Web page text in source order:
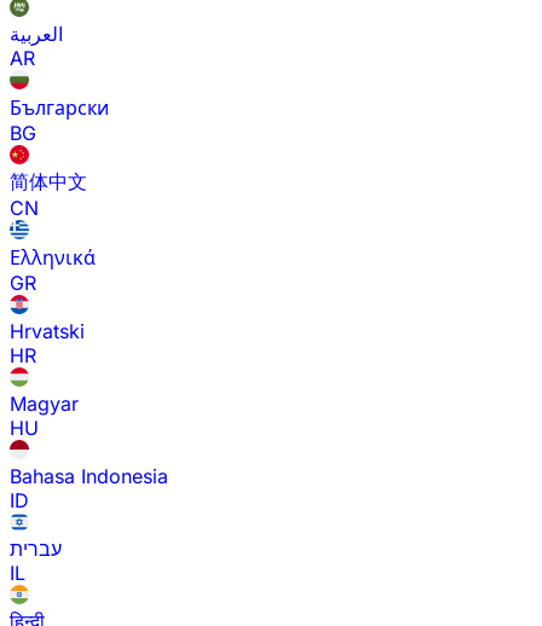
العربية
AR
Български
BG
简体中文
CN
Ελληνικά
GR
Hrvatski
HR
Magyar
HU
Bahasa Indonesia
ID
עברית
IL